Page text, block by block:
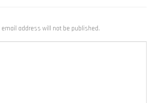
email address will not be published.